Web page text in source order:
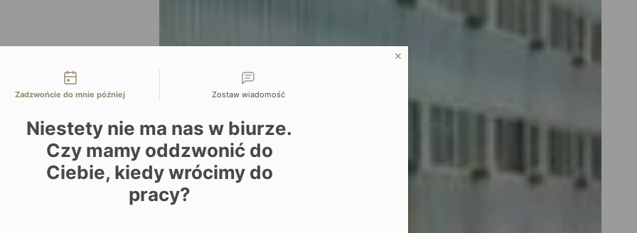
kontaktu
Zadzwońcie do mnie później Zostaw wiadomość
Niestety nie ma nas w biurze.
Czy mamy oddzwonić do
Ciebie, kiedy wrócimy do
pracy?